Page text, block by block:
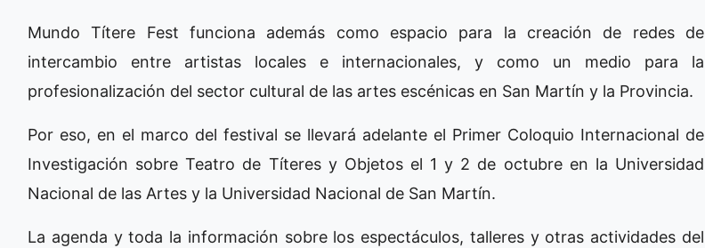
Mundo Títere Fest funciona además como espacio para la creación de redes de
intercambio entre artistas locales e internacionales, y como un medio para la
profesionalización del sector cultural de las artes escénicas en San Martín y la Provincia.
Por eso, en el marco del festival se llevará adelante el Primer Coloquio Internacional de
Investigación sobre Teatro de Títeres y Objetos el 1 y 2 de octubre en la Universidad
Nacional de las Artes y la Universidad Nacional de San Martín.
La agenda y toda la información sobre los espectáculos, talleres y otras actividades del